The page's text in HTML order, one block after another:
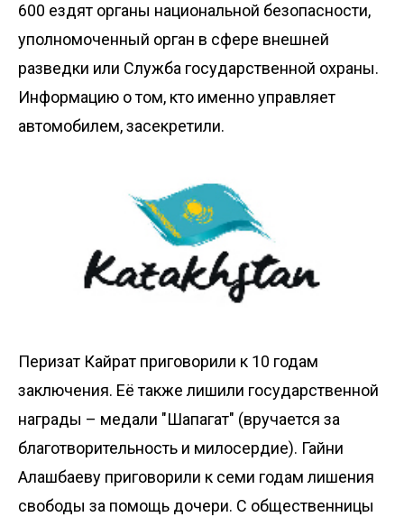
600 ездят органы национальной безопасности,
уполномоченный орган в сфере внешней
разведки или Служба государственной охраны.
Информацию о том, кто именно управляет
автомобилем, засекретили.
Перизат Кайрат приговорили к 10 годам
заключения. Её также лишили государственной
награды – медали "Шапагат" (вручается за
благотворительность и милосердие). Гайни
Алашбаеву приговорили к семи годам лишения
свободы за помощь дочери. С общественницы